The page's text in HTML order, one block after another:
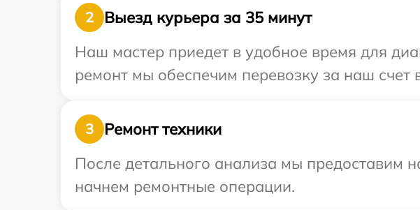
2
Выезд курьера за 35 минут
Наш мастер приедет в удобное время для
ремонт мы обеспечим перевозку за наш счет
3
Ремонт техники
После детального анализа мы предоставим
начнем ремонтные операции.